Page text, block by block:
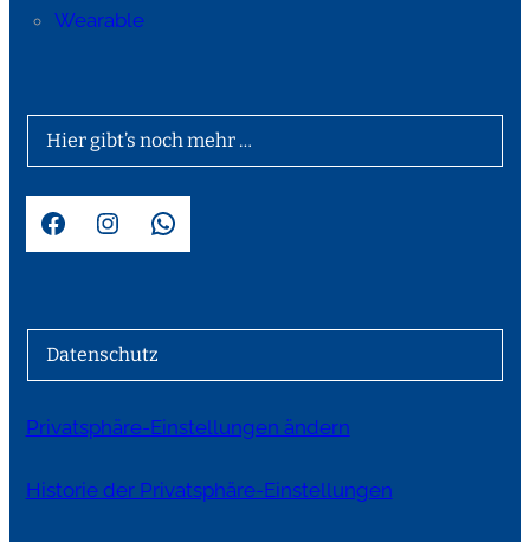
Wearable
Hier gibt’s noch mehr …
Facebook Instagram WhatsApp
Datenschutz
Privatsphäre-Einstellungen ändern
Historie der Privatsphäre-Einstellungen